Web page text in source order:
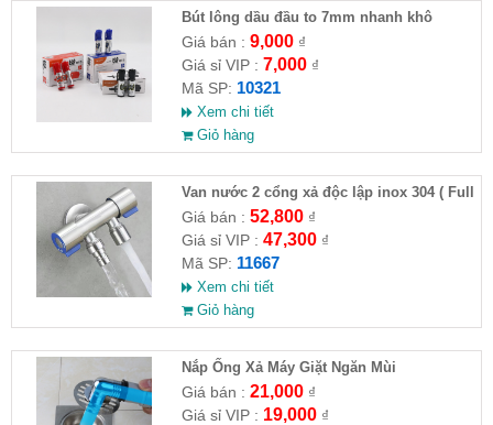
Bút lông dầu đầu to 7mm nhanh khô
Giá bán : 9,000₫
Giá sỉ VIP : 7,000₫
Mã SP: 10321
Xem chi tiết
Giỏ hàng
Van nước 2 cổng xả độc lập inox 304 ( Full
VAT )
Giá bán : 52,800₫
Giá sỉ VIP : 47,300₫
Mã SP: 11667
Xem chi tiết
Giỏ hàng
Nắp Ống Xả Máy Giặt Ngăn Mùi
Giá bán : 21,000₫
Giá sỉ VIP : 19,000₫